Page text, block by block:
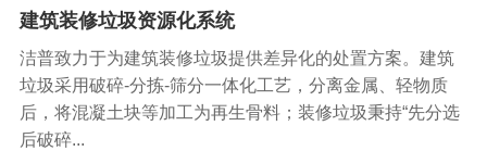
建筑装修垃圾资源化系统
洁普致力于为建筑装修垃圾提供差异化的处置方案。建筑
垃圾采用破碎-分拣-筛分一体化工艺，分离金属、轻物质
后，将混凝土块等加工为再生骨料；装修垃圾秉持“先分选
后破碎...